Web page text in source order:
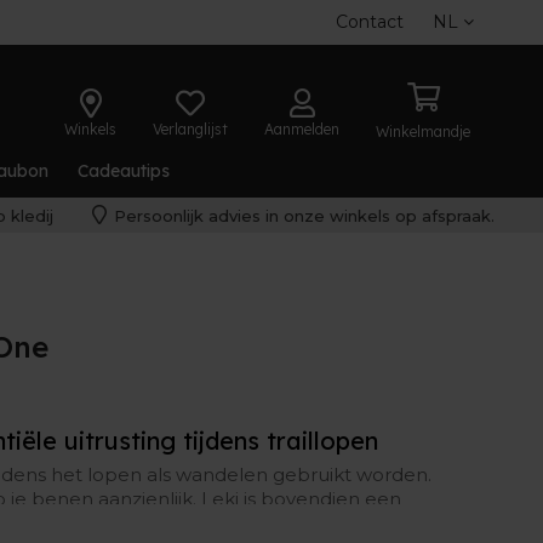
Contact NL
Winkels Verlanglijst Aanmelden Winkelmandje
Cadeautips
kledij Persoonlijk advies in onze winkels op afspraak.
uitrusting tijdens traillopen
het lopen als wandelen gebruikt worden.
benen aanzienlijk. Leki is bovendien een